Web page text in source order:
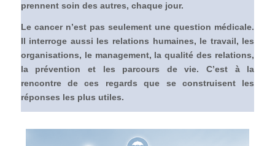
prennent soin des autres, chaque jour.
Le cancer n’est pas seulement une question médicale.
Il interroge aussi les relations humaines, le travail, les
organisations, le management, la qualité des relations,
la prévention et les parcours de vie. C’est à la
rencontre de ces regards que se construisent les
réponses les plus utiles.